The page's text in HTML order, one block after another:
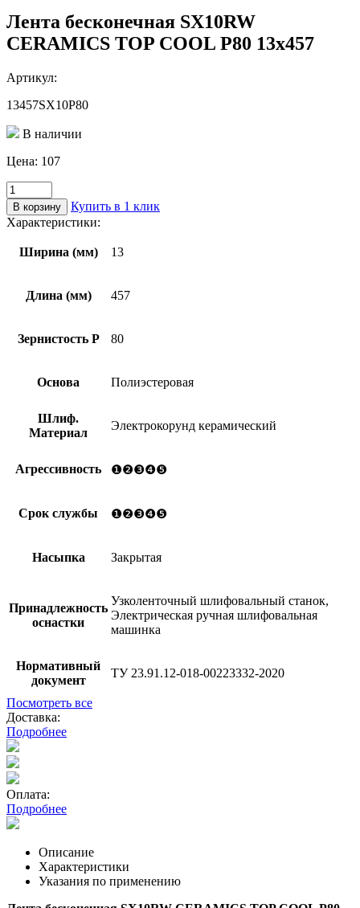
Лента бесконечная SX10RW
CERAMICS TOP COOL P80 13х457
Артикул:
13457SX10P80
В наличии
Цена: 107
Количество
товара
Лента
бесконечная
SX10RW
CERAMICS
COOL
В корзину
Купить в 1 клик
Характеристики:
Ширина (мм) 13
Длина (мм) 457
Зернистость Р 80
Основа Полиэстеровая
Шлиф.
Материал
Электрокорунд керамический
Агрессивность ❶❷❸❹❺
Срок службы ❶❷❸❹❺
Насыпка Закрытая
Принадлежность
оснастки
Узколенточный шлифовальный станок,
Электрическая ручная шлифовальная
машинка
Нормативный
документ
ТУ 23.91.12-018-00223332-2020
Посмотреть все
Доставка:
Подробнее
Оплата:
Подробнее
Описание
Характеристики
Указания по применению